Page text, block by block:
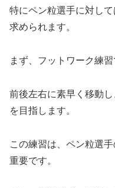
特にペン粒選手に対し
求められます。
まず、フットワーク練習
前後左右に素早く移動
を目指します。
この練習は、ペン粒選
重要です。